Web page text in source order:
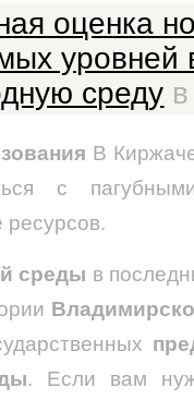
оценка
уровней
среду
В
с
ресурсов.
среды в
. Если вам